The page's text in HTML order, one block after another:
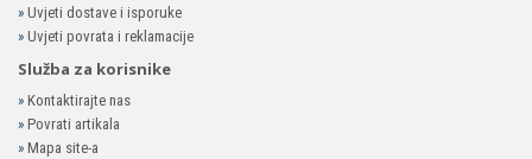
» Uvjeti dostave i isporuke
» Uvjeti povrata i reklamacije
Služba za korisnike
» Kontaktirajte nas
» Povrati artikala
» Mapa site-a